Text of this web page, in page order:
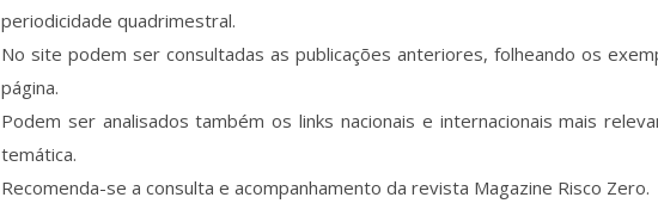
periodicidade quadrimestral.
No site podem ser consultadas as publicações anteriores, folheando os
página.
Podem ser analisados também os links nacionais e internacionais mais
temática.
Recomenda-se a consulta e acompanhamento da revista Magazine Risco Zero.